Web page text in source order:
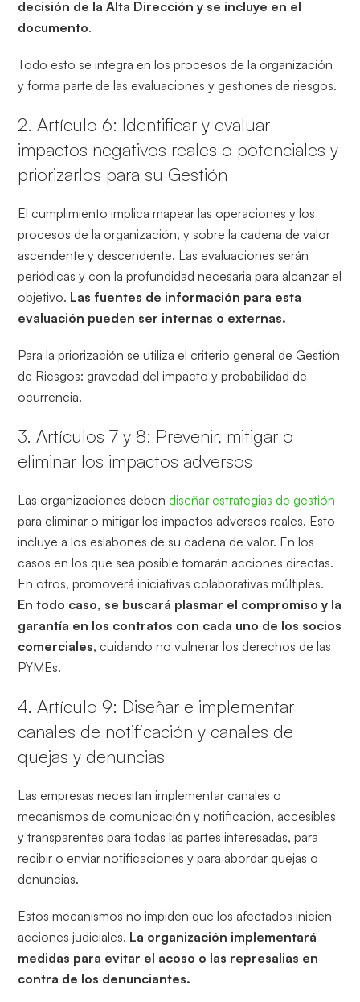
decisión de la Alta Dirección y se incluye en el
documento.
Todo esto se integra en los procesos de la organización
y forma parte de las evaluaciones y gestiones de riesgos.
2. Artículo 6: Identificar y evaluar
impactos negativos reales o potenciales y
priorizarlos para su Gestión
El cumplimiento implica mapear las operaciones y los
procesos de la organización, y sobre la cadena de valor
ascendente y descendente. Las evaluaciones serán
periódicas y con la profundidad necesaria para alcanzar el
objetivo. Las fuentes de información para esta
evaluación pueden ser internas o externas.
Para la priorización se utiliza el criterio general de Gestión
de Riesgos: gravedad del impacto y probabilidad de
ocurrencia.
3. Artículos 7 y 8: Prevenir, mitigar o
eliminar los impactos adversos
Las organizaciones debendiseñar estrategias de gestión
para eliminar o mitigar los impactos adversos reales. Esto
incluye a los eslabones de su cadena de valor. En los
casos en los que sea posible tomarán acciones directas.
En otros, promoverá iniciativas colaborativas múltiples.
En todo caso, se buscará plasmar el compromiso y la
garantía en los contratos con cada uno de los socios
comerciales, cuidando no vulnerar los derechos de las
PYMEs.
4. Artículo 9: Diseñar e implementar
canales de notificación y canales de
quejas y denuncias
Las empresas necesitan implementar canales o
mecanismos de comunicación y notificación, accesibles
y transparentes para todas las partes interesadas, para
recibir o enviar notificaciones y para abordar quejas o
denuncias.
Estos mecanismos no impiden que los afectados inicien
acciones judiciales. La organización implementará
medidas para evitar el acoso o las represalias en
contra de los denunciantes.